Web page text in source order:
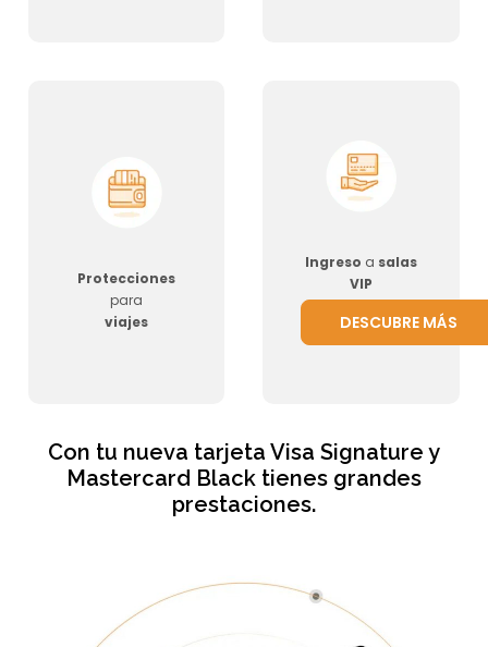
Protecciones
para
viajes
Ingreso a salas
VIP
DESCUBRE MÁS
Con tu nueva tarjeta Visa Signature y
Mastercard Black tienes grandes
prestaciones.